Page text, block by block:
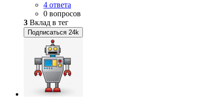
4 ответа
0 вопросов
3 Вклад в тег
Подписаться 24k